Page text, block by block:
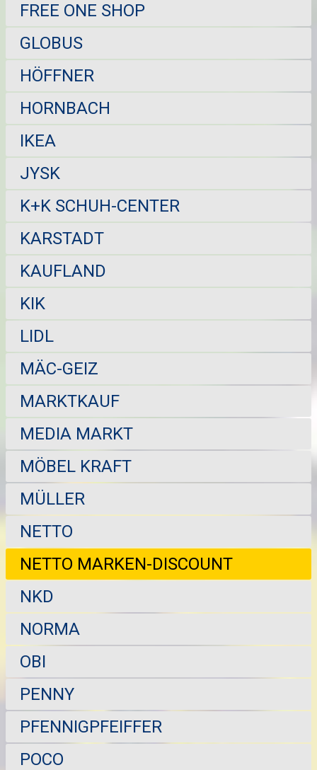
FREE ONE SHOP
GLOBUS
HÖFFNER
HORNBACH
IKEA
JYSK
K+K SCHUH-CENTER
KARSTADT
KAUFLAND
KIK
LIDL
MÄC-GEIZ
MARKTKAUF
MEDIA MARKT
MÖBEL KRAFT
MÜLLER
NETTO
NETTO MARKEN-DISCOUNT
NKD
NORMA
OBI
PENNY
PFENNIGPFEIFFER
POCO